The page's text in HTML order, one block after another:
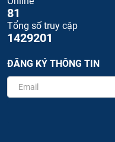
81
Tổng số truy cập
1429201
ĐĂNG KÝ THÔNG TIN